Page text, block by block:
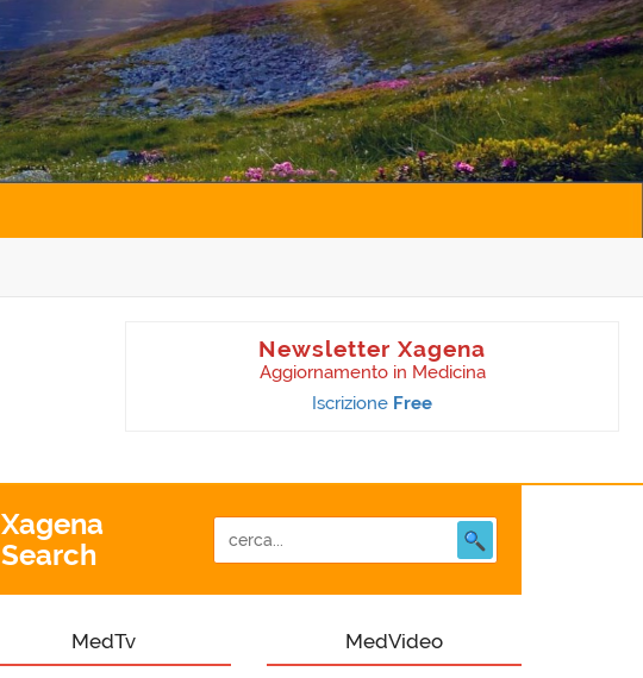
Newsletter Xagena
Aggiornamento in Medicina
Iscrizione Free
Xagena
Search
MedTv MedVideo